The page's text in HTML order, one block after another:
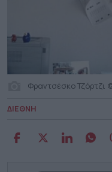
Φραντσέσκο Τζόρτζι
ΔΙΕΘΝΗ